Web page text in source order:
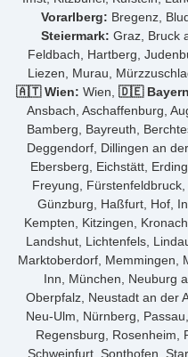
Vorarlberg: Bregenz,
Steiermark: Graz, Bruck
Feldbach, Hartberg,
Liezen, Murau,
🇦🇹 Wien: Wien, 🇩🇪
Ansbach, Aschaffenburg,
Bamberg, Bayreuth,
Deggendorf, Dillingen an
Ebersberg, Eichstätt,
Freyung,
Günzburg, Haßfurt, Hof,
Kempten, Kitzingen,
Landshut, Lichtenfels,
Marktoberdorf, Memmingen,
Inn, München, Neuburg
Oberpfalz, Neustadt an der
Neu-Ulm, Nürnberg,
Regensburg, Rosenheim,
Schweinfurt, Sonthofen,